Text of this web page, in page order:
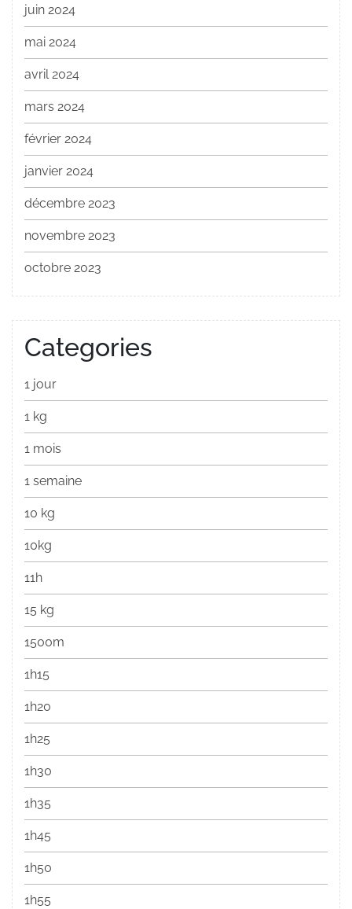
juin 2024
mai 2024
avril 2024
mars 2024
février 2024
janvier 2024
décembre 2023
novembre 2023
octobre 2023
Categories
1 jour
1 kg
1 mois
1 semaine
10 kg
10kg
11h
15 kg
1500m
1h15
1h20
1h25
1h30
1h35
1h45
1h50
1h55